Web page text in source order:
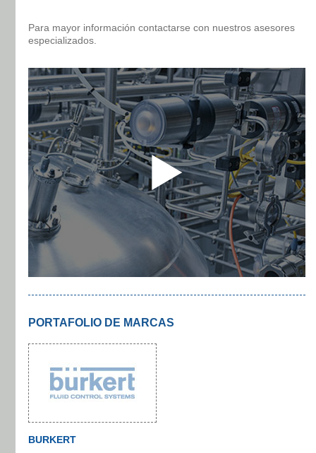
Para mayor información contactarse con nuestros asesores
especializados.
PORTAFOLIO DE MARCAS
BURKERT